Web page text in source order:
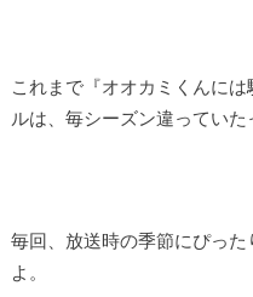
これまで『オオカミくんに
ルは、毎シーズン違ってい
毎回、放送時の季節にぴっ
よ。